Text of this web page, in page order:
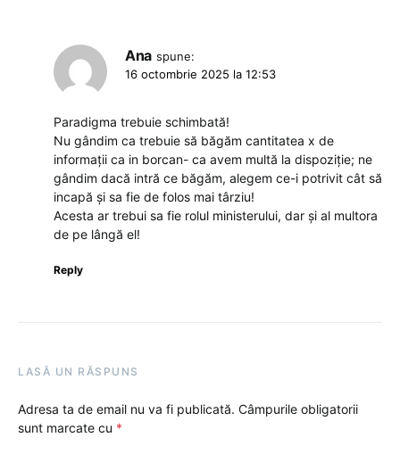
Ana spune:
16 octombrie 2025 la 12:53
Paradigma trebuie schimbată!
Nu gândim ca trebuie să băgăm cantitatea x de
informații ca in borcan- ca avem multă la dispoziție; ne
gândim dacă intră ce băgăm, alegem ce-i potrivit cât să
incapă și sa fie de folos mai târziu!
Acesta ar trebui sa fie rolul ministerului, dar și al multora
de pe lângă el!
Reply
LASĂ UN RĂSPUNS
Adresa ta de email nu va fi publicată. Câmpurile obligatorii
sunt marcate cu *